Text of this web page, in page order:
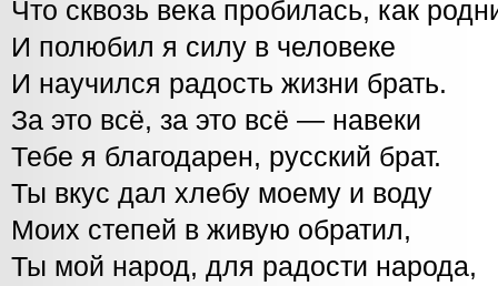
Что сквозь века пробилась, как
И полюбил я силу в человеке
И научился радость жизни брать.
За это всё, за это всё — навеки
Тебе я благодарен, русский брат.
Ты вкус дал хлебу моему и воду
Моих степей в живую обратил,
Ты мой народ, для радости народа,